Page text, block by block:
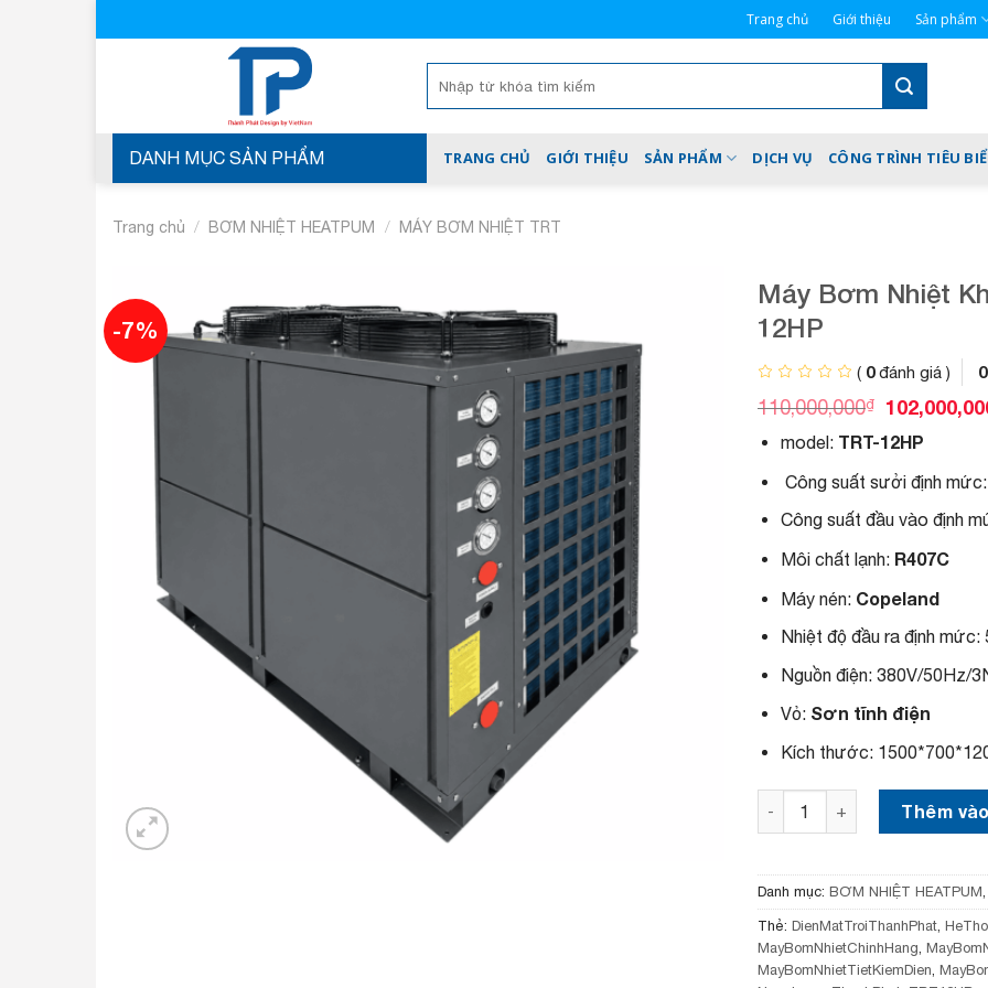
to
Trang chủ Giới thiệu Sản phẩm
kiếm:
DANH MỤC SẢN PHẨM TRANG CHỦ GIỚI THIỆU SẢN PHẨM DỊCH VỤ CÔNG TRÌNH TIÊU
Trang chủ / BƠM NHIỆT HEATPUM / MÁY BƠM NHIỆT TRT
-7%
Máy Bơm Nhiệt
12HP
( 0đánh giá ) 0
110,000,000₫
G
á
ố
l
:
1
,
0
0
,
0
0
model: TRT-12HP
Công suất sưởi định mức:
Công suất đầu vào định
Môi chất lạnh: R407C
Máy nén: Copeland
Nhiệt độ đầu ra định
Nguồn điện: 380V/50Hz/
Vỏ: Sơn tĩnh điện
Kích thước:
Máy Bơm Nhiệt Không Khí
Thêm
Danh mục: BƠM NHIỆT HEATPUM
Thẻ: DienMatTroiThanhPhat
MayBomNhietChinhHang
MayBomNhietTietKiemDien